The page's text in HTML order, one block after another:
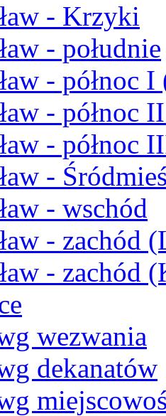
- Krzyki
- południe
- północ
- północ
- północ
-
- wschód
- zachód
- zachód
wezwania
dekanatów